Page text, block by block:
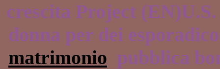
crescita Project
donna per dei
matrimonio pubblica